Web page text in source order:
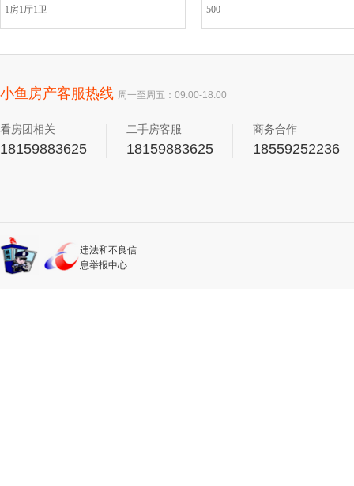
1房1厅1卫 500
小鱼房产客服热线 周一至周五：09:00-18:00
看房团相关
18159883625
二手房客服
18159883625
商务合作
18559252236
违法和不良信
息举报中心